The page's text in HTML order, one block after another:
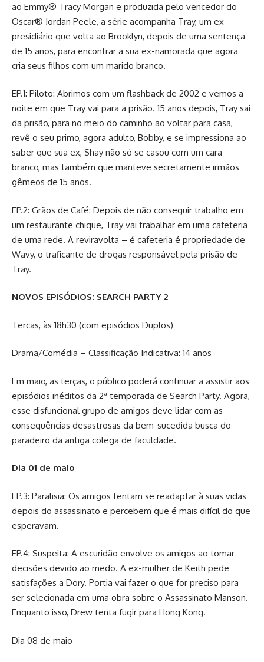
ao Emmy® Tracy Morgan e produzida pelo vencedor do
Oscar® Jordan Peele, a série acompanha Tray, um ex-
presidiário que volta ao Brooklyn, depois de uma sentença
de 15 anos, para encontrar a sua ex-namorada que agora
cria seus filhos com um marido branco.
EP.1: Piloto: Abrimos com um flashback de 2002 e vemos a
noite em que Tray vai para a prisão. 15 anos depois, Tray sai
da prisão, para no meio do caminho ao voltar para casa,
revê o seu primo, agora adulto, Bobby, e se impressiona ao
saber que sua ex, Shay não só se casou com um cara
branco, mas também que manteve secretamente irmãos
gêmeos de 15 anos.
EP.2: Grãos de Café: Depois de não conseguir trabalho em
um restaurante chique, Tray vai trabalhar em uma cafeteria
de uma rede. A reviravolta – é cafeteria é propriedade de
Wavy, o traficante de drogas responsável pela prisão de
Tray.
NOVOS EPISÓDIOS: SEARCH PARTY 2
Terças, às 18h30 (com episódios Duplos)
Drama/Comédia – Classificação Indicativa: 14 anos
Em maio, as terças, o público poderá continuar a assistir aos
episódios inéditos da 2ª temporada de Search Party. Agora,
esse disfuncional grupo de amigos deve lidar com as
consequências desastrosas da bem-sucedida busca do
paradeiro da antiga colega de faculdade.
Dia 01 de maio
EP.3: Paralisia: Os amigos tentam se readaptar à suas vidas
depois do assassinato e percebem que é mais difícil do que
esperavam.
EP.4: Suspeita: A escuridão envolve os amigos ao tomar
decisões devido ao medo. A ex-mulher de Keith pede
satisfações a Dory. Portia vai fazer o que for preciso para
ser selecionada em uma obra sobre o Assassinato Manson.
Enquanto isso, Drew tenta fugir para Hong Kong.
Dia 08 de maio